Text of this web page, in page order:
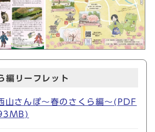
編リーフレット
山さんぽ～春のさくら編～(PDF